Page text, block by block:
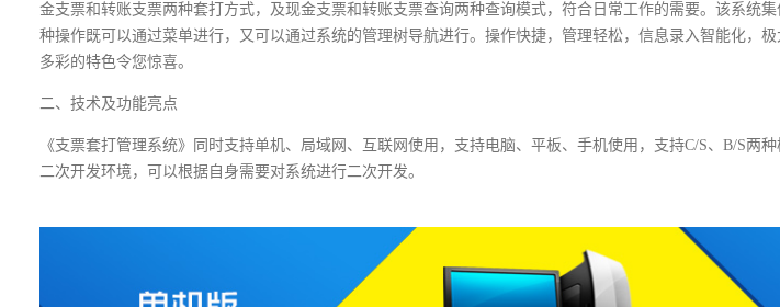
金支票和转账支票两种套打方式，及现金支票和转账支票查询两种查询模式，符合日常工作的需要。该系统
种操作既可以通过菜单进行，又可以通过系统的管理树导航进行。操作快捷，管理轻松，信息录入智能化，
多彩的特色令您惊喜。
二、技术及功能亮点
《支票套打管理系统》同时支持单机、局域网、互联网使用，支持电脑、平板、手机使用，支持C/S、B/S两
二次开发环境，可以根据自身需要对系统进行二次开发。